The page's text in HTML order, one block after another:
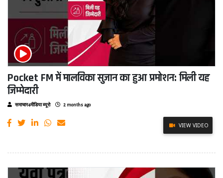
Pocket FM में मालविका सुजान का हुआ प्रमोशन: मिली यह
जिम्मेदारी
समाचार4मीडिया ब्यूरो 2 months ago
VIEW VIDEO